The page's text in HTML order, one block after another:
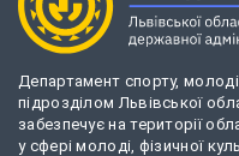
Департамент спорту,
підрозділом Львівської
забезпечує на території
у сфері молоді, фізичної